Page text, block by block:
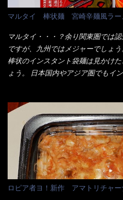
てこれを、どの様に食べるか？ 長
八王子ラーメン風月見つけうどん
ラーメン丼に、冷水を軽く張って
汁つゆと長葱に山葵です。 これで
じゃないか～...
なメニューのなかで、リーズナブ
が＜カツカレー＞だ！ これです。
が・・・今も変わらないと思うけ
ウンター中からOH～と声が飛ぶ！
いしています。 皿のサイズは、直
ドカ盛のキャベツと御飯にカレー
ンとした厚さのあるトンカツです
これを難なく完食出来なければ、
はないだろう。 この他も、兎に角
呼ばれるメニューは、トンカツが2
いから、2枚乗せにしたらしいけど
マルタイ 棒状麺 宮崎辛麺風ラー
マルタイ・・・？余り関東圏では
ですが、九州ではメジャーでしょ
棒状のインスタント袋麺は見かけ
ょう。 日本国内やアジア圏でもイ
イ棒状ラーメンを、OKストアで見
へ 坦々まぜそばと＜数量限定＞宮
なり私の胃袋をグサッと・・・・
デビューが決まりました。 か・ら
チャルメラや日清からも出されて
ん！！ 酸っぱくしたら、酸辣湯麺
メシは、宮崎辛麺にしよう！ それ
んだか紙に巻かれた棒状の麺が二
ロピア者ヨ！新作 アマトリチャー